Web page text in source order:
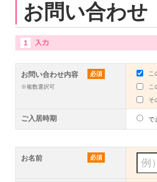
お問い合わせ
お問い合わせ内容 必須
※複数選択可
こ
こ
そ
ご入居時期 で
お名前 必須